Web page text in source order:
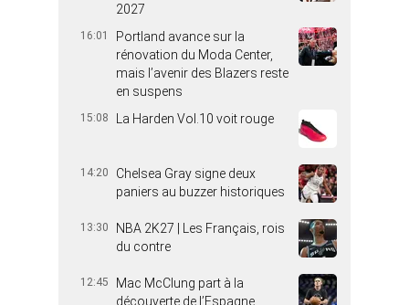
2027
16:01
Portland avance sur la
rénovation du Moda Center,
mais l’avenir des Blazers reste
en suspens
15:08 La Harden Vol.10 voit rouge
14:20
Chelsea Gray signe deux
paniers au buzzer historiques
13:30
NBA 2K27 | Les Français, rois
du contre
12:45
Mac McClung part à la
découverte de l’Espagne